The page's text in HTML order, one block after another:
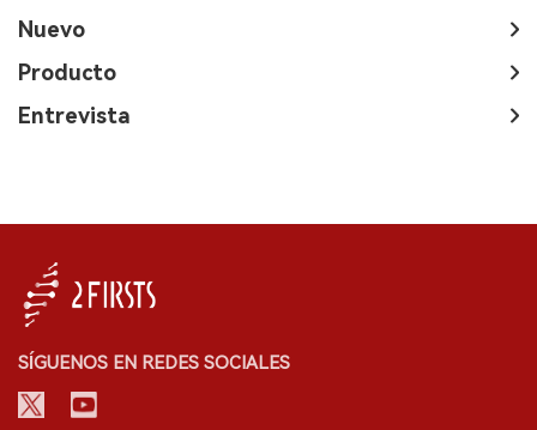
Nuevo
Producto
Entrevista
SÍGUENOS EN REDES SOCIALES